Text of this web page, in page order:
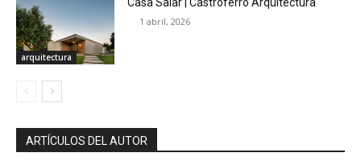
arquitectura
Casa Saiar | Castroferro Arquitectura
1 abril, 2026
ARTÍCULOS DEL AUTOR